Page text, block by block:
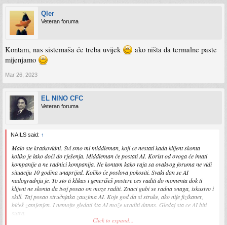
Qler
Veteran foruma
Kontam, nas sistemaša će treba uvijek
ako ništa da termalne paste
mijenjamo
Mar 26, 2023
EL NINO CFC
Veteran foruma
NAILS said: ↑
Malo ste kratkovidni. Svi smo mi middleman, koji ce nestati kada klijent skonta
koliko je lako doći do rješenja. Middleman će postati AI. Korist od ovoga će imati
kompanije a ne radnici kompanija. Ne kontam kako raja sa ovakvog foruma ne vidi
situaciju 10 godina unaprijed. Koliko će poslova pokositi. Svaki dan se AI
nadogradnju je. To sto ti klikas i generišeš postere ces raditi do momenta dok ti
klijent ne skonta da tvoj posao on moze raditi. Znaci gubi se radna snaga, iskustvo i
skill. Taj posao stručnjaka zauzima AI. Koje god da si struke, ako nije fizikaner,
bićeš zamjenjen. I nemojte gledati šta AI može uraditi danas. Gledaj sta ce AI biti
sutra.
Click to expand...